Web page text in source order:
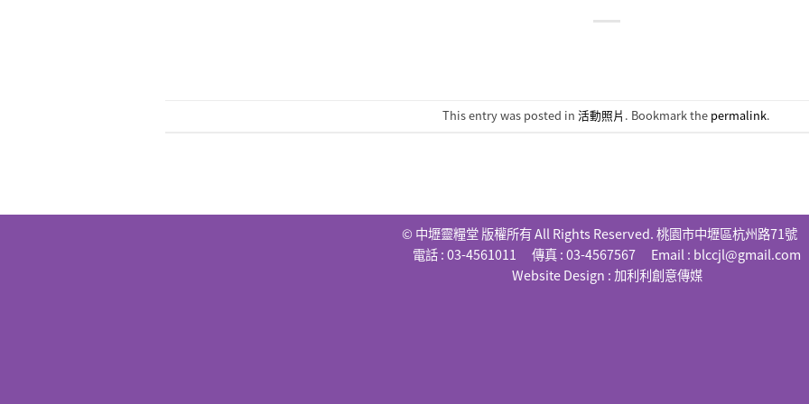
This entry was posted in活動照片 . Bookmark the permalink.
© 中壢靈糧堂 版權所有 All Rights Reserved. 桃園市中壢區杭州路71
電話 : 03-4561011 傳真 : 03-4567567 Email : blccjl@gmail.com
Website Design : 加利利創意傳媒